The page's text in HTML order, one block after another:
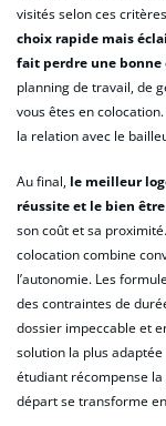
visités selon ces
choix rapide mais
fait perdre une
planning de travail, de
vous êtes en
la relation avec le
Au final, le meilleur
réussite et le bien
son coût et sa
colocation combine
l’autonomie. Les
des contraintes de
dossier impeccable et
solution la plus adaptée
étudiant récompense
départ se transforme